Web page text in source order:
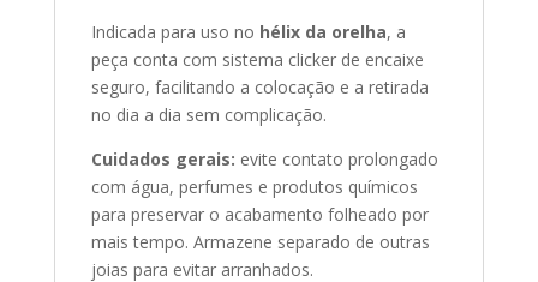
Indicada para uso no hélix da orelha, a
peça conta com sistema clicker de encaixe
seguro, facilitando a colocação e a retirada
no dia a dia sem complicação.
Cuidados gerais: evite contato prolongado
com água, perfumes e produtos químicos
para preservar o acabamento folheado por
mais tempo. Armazene separado de outras
joias para evitar arranhados.